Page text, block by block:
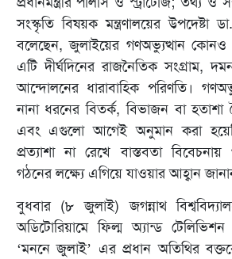
সংস্কৃতি বিষয়ক মন্ত্রণালয়ের উপদেষ্টা
বলেছেন, জুলাইয়ের গণঅভ্যুত্থান
এটি দীর্ঘদিনের রাজনৈতিক সংগ্রাম,
আন্দোলনের ধারাবাহিক পরিণতি।
নানা ধরনের বিতর্ক, বিভাজন বা হতাশা
এবং এগুলো আগেই অনুমান করা
প্রত্যাশা না রেখে বাস্তবতা বিবেচনায়
গঠনের লক্ষ্যে এগিয়ে যাওয়ার আহ্বান
বুধবার (৮ জুলাই) জগন্নাথ
অডিটোরিয়ামে ফিল্ম অ্যান্ড
‘মননে জুলাই’ এর প্রধান অতিথির